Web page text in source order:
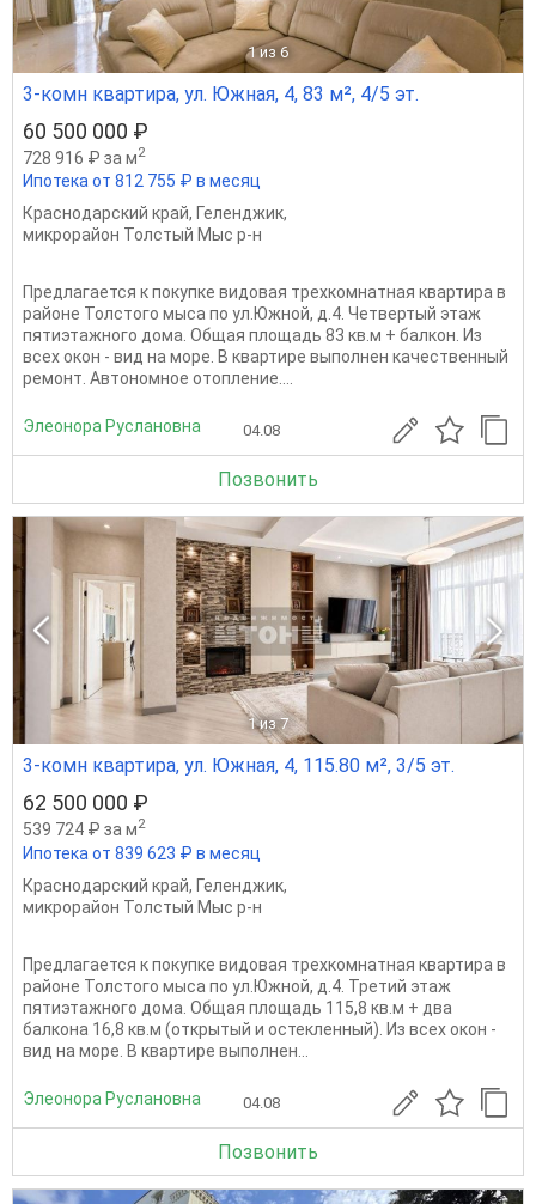
1 из 6
3-комн квартира, ул. Южная, 4, 83 м², 4/5 эт.
60 500 000 ₽
728 916 ₽ за м2
Ипотека от 812 755 ₽ в месяц
Краснодарский край, Геленджик,
микрорайон Толстый Мыс р-н
Предлагается к покупке видовая трехкомнатная квартира в
районе Толстого мыса по ул.Южной, д.4. Четвертый этаж
пятиэтажного дома. Общая площадь 83 кв.м + балкон. Из
всех окон - вид на море. В квартире выполнен качественный
ремонт. Автономное отопление....
Элеонора Руслановна 04.08
Позвонить
1 из 7
3-комн квартира, ул. Южная, 4, 115.80 м², 3/5 эт.
62 500 000 ₽
539 724 ₽ за м2
Ипотека от 839 623 ₽ в месяц
Краснодарский край, Геленджик,
микрорайон Толстый Мыс р-н
Предлагается к покупке видовая трехкомнатная квартира в
районе Толстого мыса по ул.Южной, д.4. Третий этаж
пятиэтажного дома. Общая площадь 115,8 кв.м + два
балкона 16,8 кв.м (открытый и остекленный). Из всех окон -
вид на море. В квартире выполнен...
Элеонора Руслановна 04.08
Позвонить